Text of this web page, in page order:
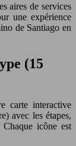
aires de services
une expérience
de Santiago en
(15
carte interactive
avec les étapes,
icône est